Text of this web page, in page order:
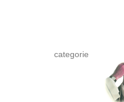
categorie